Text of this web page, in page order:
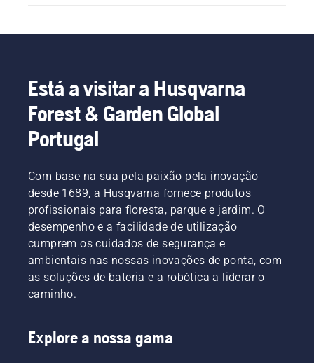
Está a visitar a Husqvarna
Forest & Garden Global
Portugal
Com base na sua pela paixão pela inovação
desde 1689, a Husqvarna fornece produtos
profissionais para floresta, parque e jardim. O
desempenho e a facilidade de utilização
cumprem os cuidados de segurança e
ambientais nas nossas inovações de ponta, com
as soluções de bateria e a robótica a liderar o
caminho.
Explore a nossa gama